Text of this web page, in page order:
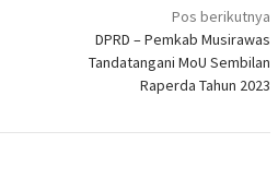
Pos berikutnya
DPRD – Pemkab Musirawas
Tandatangani MoU Sembilan
Raperda Tahun 2023